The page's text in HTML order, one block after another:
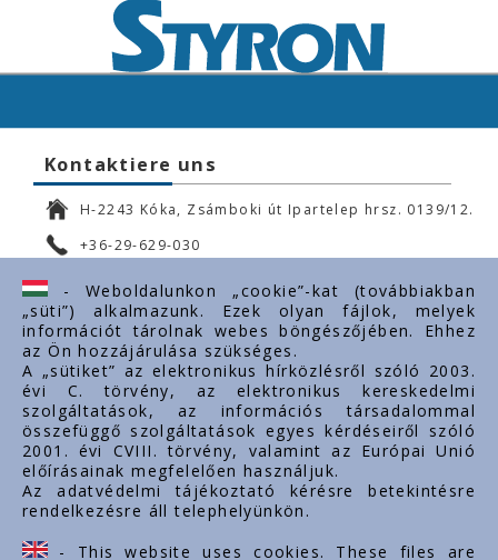
Kontaktiere uns
H-2243 Kóka, Zsámboki út Ipartelep hrsz. 0139/12.
+36-29-629-030
ertekesites@styron.hu
export@styron.hu
www.styron.hu
Important links
Über uns
Dokumente
Kontakt
- Weboldalunkon „cookie”-kat (továbbiakban
„süti”) alkalmazunk. Ezek olyan fájlok, melyek
információt tárolnak webes böngészőjében. Ehhez
az Ön hozzájárulása szükséges.
A „sütiket” az elektronikus hírközlésről szóló 2003.
évi C. törvény, az elektronikus kereskedelmi
szolgáltatások, az információs társadalommal
összefüggő szolgáltatások egyes kérdéseiről szóló
2001. évi CVIII. törvény, valamint az Európai Unió
előírásainak megfelelően használjuk.
Az adatvédelmi tájékoztató kérésre betekintésre
rendelkezésre áll telephelyünkön.
- This website uses cookies. These files are